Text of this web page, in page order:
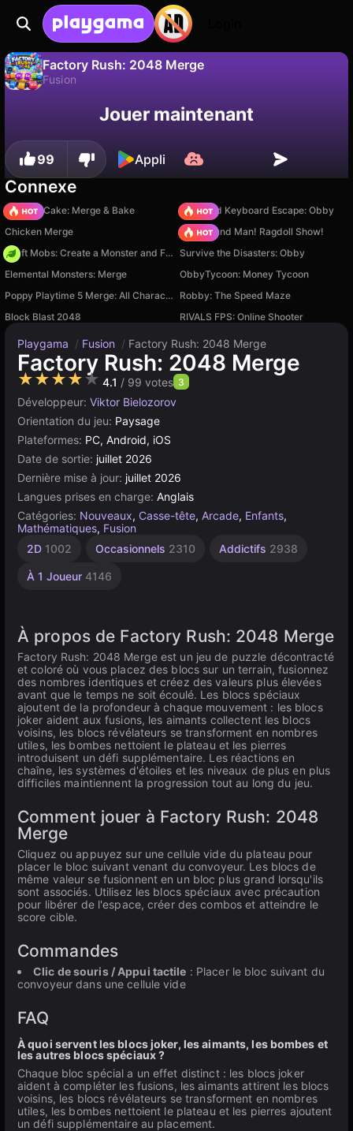
Factory Rush: 2048 Merge
Fusion
progression !
Non Enregistrer
Jouer maintenant
99 Appli
Connexe
Piece of Cake: Merge & Bake
+1 Speed Keyboard Escape: Obby
Chicken Merge
Playground Man! Ragdoll Show!
Craft Mobs: Create a Monster and Fight!
Survive the Disasters: Obby
Elemental Monsters: Merge
ObbyTycoon: Money Tycoon
Poppy Playtime 5 Merge: All Characters
Robby: The Speed Maze
Block Blast 2048
RIVALS FPS: Online Shooter
Playgama / Fusion / Factory Rush: 2048 Merge
Factory Rush: 2048 Merge
★★★★★ 4.1 / 99 votes 3
Développeur: Viktor Bielozorov
Orientation du jeu: Paysage
Plateformes: PC, Android, iOS
Date de sortie: juillet 2026
Dernière mise à jour: juillet 2026
Langues prises en charge: Anglais
Catégories: Nouveaux, Casse-tête, Arcade, Enfants,
Mathématiques, Fusion
2D 1002 Occasionnels 2310 Addictifs 2938
À 1 Joueur 4146
À propos de Factory Rush: 2048 Merge
Factory Rush: 2048 Merge est un jeu de puzzle décontracté
et coloré où vous placez des blocs sur un terrain, fusionnez
des nombres identiques et créez des valeurs plus élevées
avant que le temps ne soit écoulé. Les blocs spéciaux
ajoutent de la profondeur à chaque mouvement : les blocs
joker aident aux fusions, les aimants collectent les blocs
voisins, les blocs révélateurs se transforment en nombres
utiles, les bombes nettoient le plateau et les pierres
introduisent un défi supplémentaire. Les réactions en
chaîne, les systèmes d'étoiles et les niveaux de plus en plus
difficiles maintiennent la progression tout au long du jeu.
Comment jouer à Factory Rush: 2048
Merge
Cliquez ou appuyez sur une cellule vide du plateau pour
placer le bloc suivant venant du convoyeur. Les blocs de
même valeur se fusionnent en un bloc plus grand lorsqu'ils
sont associés. Utilisez les blocs spéciaux avec précaution
pour libérer de l'espace, créer des combos et atteindre le
score cible.
Commandes
Clic de souris / Appui tactile : Placer le bloc suivant du
convoyeur dans une cellule vide
FAQ
À quoi servent les blocs joker, les aimants, les bombes et
les autres blocs spéciaux ?
Chaque bloc spécial a un effet distinct : les blocs joker
aident à compléter les fusions, les aimants attirent les blocs
voisins, les blocs révélateurs se transforment en nombres
utiles, les bombes nettoient le plateau et les pierres ajoutent
un défi supplémentaire au placement.